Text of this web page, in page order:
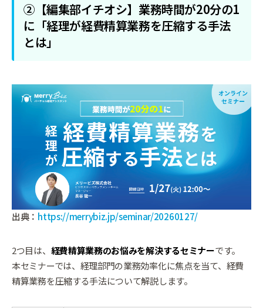
②【編集部イチオシ】業務時間が20分の1
に「経理が経費精算業務を圧縮する手法
とは」
出典： https://merrybiz.jp/seminar/20260127/
2つ目は、 経費精算業務のお悩みを解決するセミナーです。
本セミナーでは、経理部門の業務効率化に焦点を当て、経費
精算業務を圧縮する手法について解説します。